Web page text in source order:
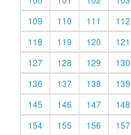
109
110 111 112
118
119 120 121
127
128 129 130
136
137 138 139
145
146 147 148
154
155 156 157